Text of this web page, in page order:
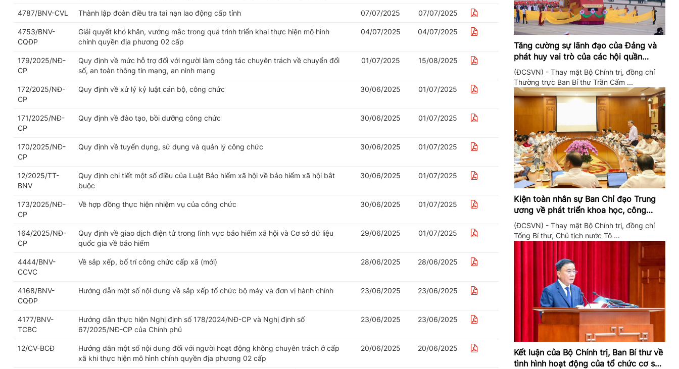
4787/BNV-CVL Thành lập đoàn điều tra tai nạn lao động cấp tỉnh 07/07/2025 07/07/2025
4753/BNV-
CQĐP
Giải quyết khó khăn, vướng mắc trong quá trình triển khai thực hiện mô hình
chính quyền địa phương 02 cấp
04/07/2025 04/07/2025
179/2025/NĐ-
CP
Quy định về mức hỗ trợ đối với người làm công tác chuyên trách về chuyển đổi
số, an toàn thông tin mạng, an ninh mạng
01/07/2025 15/08/2025
172/2025/NĐ-
CP
Quy định về xử lý kỷ luật cán bộ, công chức 30/06/2025 01/07/2025
171/2025/NĐ-
CP
Quy định về đào tạo, bồi dưỡng công chức 30/06/2025 01/07/2025
170/2025/NĐ-
CP
Quy định về tuyển dụng, sử dụng và quản lý công chức 30/06/2025 01/07/2025
12/2025/TT-
BNV
Quy định chi tiết một số điều của Luật Bảo hiểm xã hội về bảo hiểm xã hội bắt
buộc
30/06/2025 01/07/2025
173/2025/NĐ-
CP
Về hợp đồng thực hiện nhiệm vụ của công chức 30/06/2025 01/07/2025
164/2025/NĐ-
CP
Quy định về giao dịch điện tử trong lĩnh vực bảo hiểm xã hội và Cơ sở dữ liệu
quốc gia về bảo hiểm
29/06/2025 01/07/2025
4444/BNV-
CCVC
Về sắp xếp, bố trí công chức cấp xã (mới) 28/06/2025 28/06/2025
4168/BNV-
CQĐP
Hướng dẫn một số nội dung về sắp xếp tổ chức bộ máy và đơn vị hành chính 23/06/2025 23/06/2025
4177/BNV-
TCBC
Hướng dẫn thực hiện Nghị định số 178/2024/NĐ-CP và Nghị định số
67/2025/NĐ-CP của Chính phủ
23/06/2025 23/06/2025
12/CV-BCĐ
Hướng dẫn một số nội dung đối với người hoạt động không chuyên trách ở cấp
xã khi thực hiện mô hình chính quyền địa phương 02 cấp
20/06/2025 20/06/2025
Tăng cường sự lãnh đạo của Đảng và
phát huy vai trò của các hội quần
chúng trong giai đoạn phát triển mới
(ĐCSVN) - Thay mặt Bộ Chính trị, đồng chí
Thường trực Ban Bí thư Trần Cẩm ...
Kiện toàn nhân sự Ban Chỉ đạo Trung
ương về phát triển khoa học, công
nghệ, đổi mới sáng tạo và chuyển đổi
số
(ĐCSVN) - Thay mặt Bộ Chính trị, đồng chí
Tổng Bí thư, Chủ tịch nước Tô ...
Kết luận của Bộ Chính trị, Ban Bí thư về
tình hình hoạt động của tổ chức cơ sở